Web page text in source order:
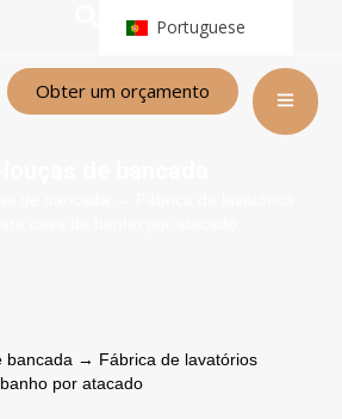
Portuguese
Obter um orçamento
bancada → Fábrica de lavatórios
por atacado